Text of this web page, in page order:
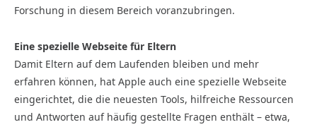
Forschung in diesem Bereich voranzubringen.
Eine spezielle Webseite für Eltern
Damit Eltern auf dem Laufenden bleiben und mehr
erfahren können, hat Apple auch eine spezielle Webseite
eingerichtet, die die neuesten Tools, hilfreiche Ressourcen
und Antworten auf häufig gestellte Fragen enthält – etwa,